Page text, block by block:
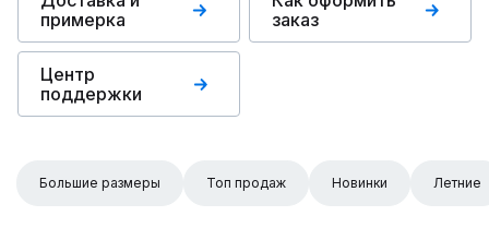
примерка
заказ
Центр
поддержки
Большие размеры Топ продаж Новинки Летние